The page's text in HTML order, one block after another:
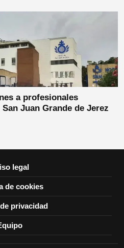
a profesionales
Juan Grande de Jerez
legal
de cookies
privacidad